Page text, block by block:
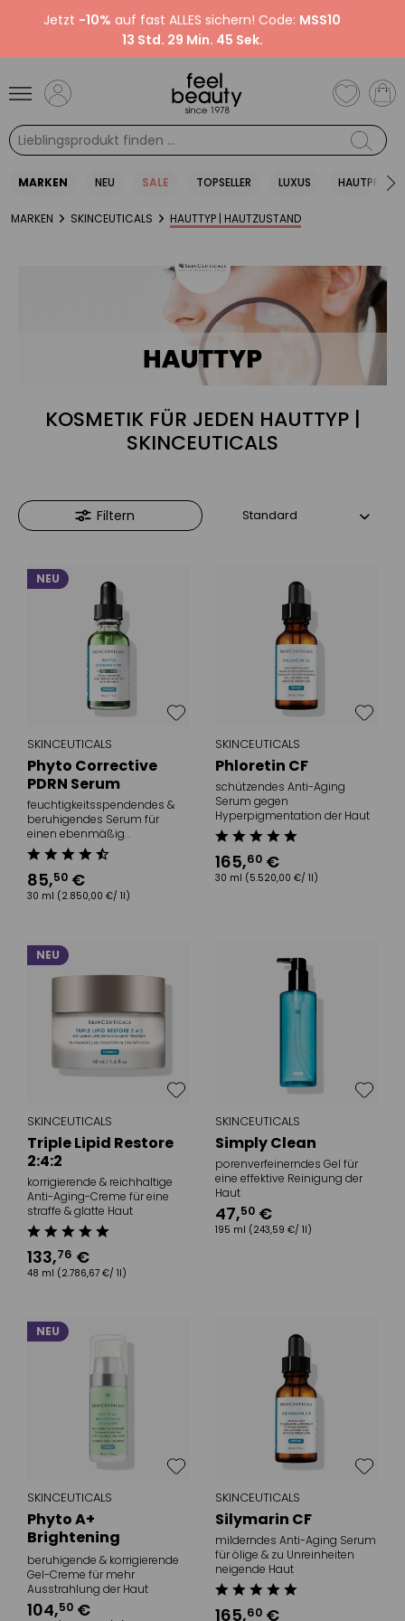
Jetzt -10% auf fast ALLES sichern! Code: MSS10
13 Std. 29 Min. 44 Sek.
MARKEN NEU SALE TOPSELLER LUXUS HAUTPFLEGE
MARKEN SKINCEUTICALS HAUTTYP | HAUTZUSTAND
KOSMETIK FÜR JEDEN HAUTTYP |
SKINCEUTICALS
Filtern
NEU
SKINCEUTICALS
Phyto Corrective
PDRN Serum
feuchtigkeitsspendendes &
beruhigendes Serum für
einen ebenmäßig
strahlenden Teint
85,50 €
30 ml (2.850,00 €/ 1l)
SKINCEUTICALS
Phloretin CF
schützendes Anti-Aging
Serum gegen
Hyperpigmentation der Haut
165,60 €
30 ml (5.520,00 €/ 1l)
NEU
SKINCEUTICALS
Triple Lipid Restore
2:4:2
korrigierende & reichhaltige
Anti-Aging-Creme für eine
straffe & glatte Haut
133,76 €
48 ml (2.786,67 €/ 1l)
SKINCEUTICALS
Simply Clean
porenverfeinerndes Gel für
eine effektive Reinigung der
Haut
47,50 €
195 ml (243,59 €/ 1l)
NEU
SKINCEUTICALS
Phyto A+
Brightening
Treatment
beruhigende & korrigierende
Gel-Creme für mehr
Ausstrahlung der Haut
104,50 €
SKINCEUTICALS
Silymarin CF
milderndes Anti-Aging Serum
für ölige & zu Unreinheiten
neigende Haut
165,60 €